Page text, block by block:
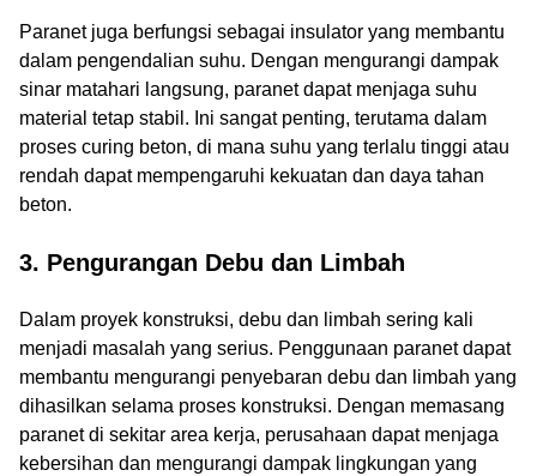
Paranet juga berfungsi sebagai insulator yang membantu
dalam pengendalian suhu. Dengan mengurangi dampak
sinar matahari langsung, paranet dapat menjaga suhu
material tetap stabil. Ini sangat penting, terutama dalam
proses curing beton, di mana suhu yang terlalu tinggi atau
rendah dapat mempengaruhi kekuatan dan daya tahan
beton.
3. Pengurangan Debu dan Limbah
Dalam proyek konstruksi, debu dan limbah sering kali
menjadi masalah yang serius. Penggunaan paranet dapat
membantu mengurangi penyebaran debu dan limbah yang
dihasilkan selama proses konstruksi. Dengan memasang
paranet di sekitar area kerja, perusahaan dapat menjaga
kebersihan dan mengurangi dampak lingkungan yang